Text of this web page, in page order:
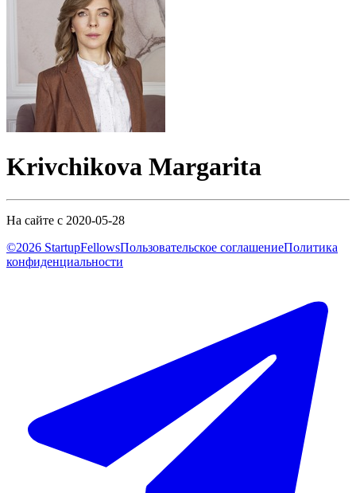
Krivchikova Margarita
На сайте с 2020-05-28
©2026 StartupFellowsПользовательское соглашениеПолитика
конфиденциальности